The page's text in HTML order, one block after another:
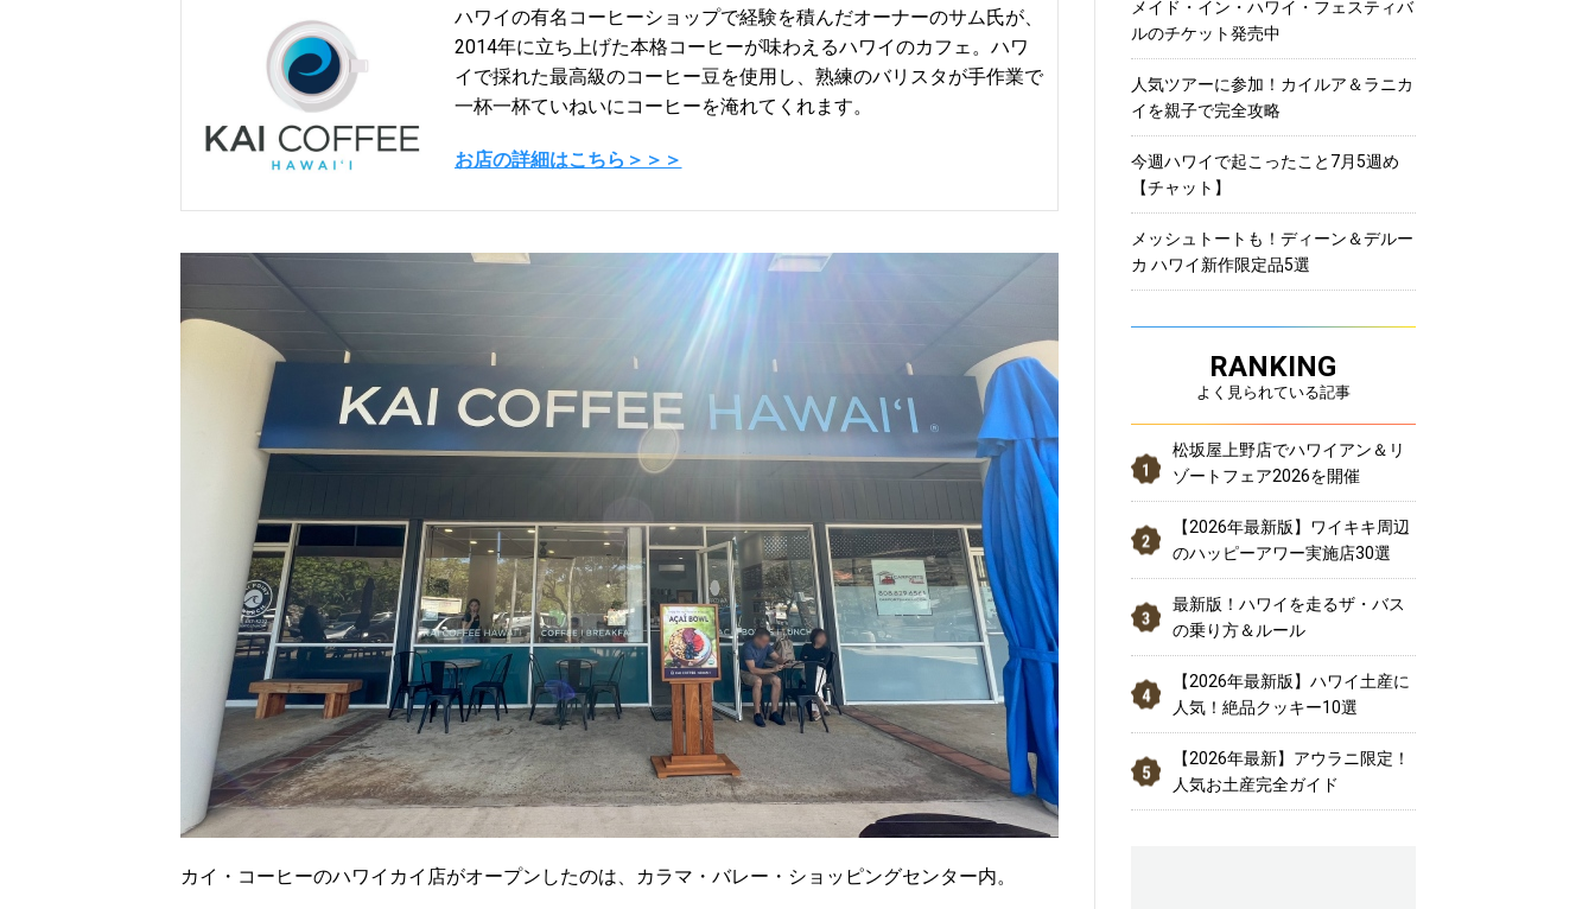
ハワイの有名コーヒーショップで経験を積んだオーナーのサム氏が、
2014年に立ち上げた本格コーヒーが味わえるハワイのカフェ。ハワ
イで採れた最高級のコーヒー豆を使用し、熟練のバリスタが手作業で
一杯一杯ていねいにコーヒーを淹れてくれます。
お店の詳細はこちら＞＞＞
カイ・コーヒーのハワイカイ店がオープンしたのは、カラマ・バレー・ショッピングセンター内。
メイド・イン・ハワイ・フェスティバ
ルのチケット発売中
人気ツアーに参加！カイルア＆ラニカ
イを親子で完全攻略
今週ハワイで起こったこと7月5週め
【チャット】
メッシュトートも！ディーン＆デルー
カ ハワイ新作限定品5選
RANKING
よく見られている記事
松坂屋上野店でハワイアン＆リ
ゾートフェア2026を開催
【2026年最新版】ワイキキ周辺
のハッピーアワー実施店30選
最新版！ハワイを走るザ・バス
の乗り方＆ルール
【2026年最新版】ハワイ土産に
人気！絶品クッキー10選
【2026年最新】アウラニ限定！
人気お土産完全ガイド